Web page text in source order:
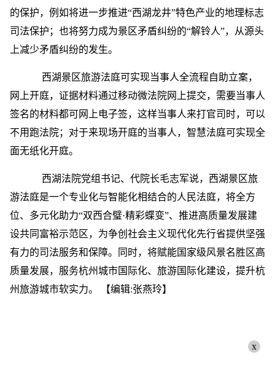
的保护，例如将进一步推进“西湖龙井”特色产业的地理标志
司法保护；也将努力成为景区矛盾纠纷的“解铃人”，从源头
上减少矛盾纠纷的发生。
西湖景区旅游法庭可实现当事人全流程自助立案，
网上开庭，证据材料通过移动微法院网上提交，需要当事人
签名的材料都可网上电子签，这样当事人来打官司时，可以
不用跑法院；对于来现场开庭的当事人，智慧法庭可实现全
面无纸化开庭。
西湖法院党组书记、代院长毛志军说，西湖景区旅
游法庭是一个专业化与智能化相结合的人民法庭，将全方
位、多元化助力“双西合璧·精彩蝶变”、推进高质量发展建
设共同富裕示范区，为争创社会主义现代化先行省提供坚强
有力的司法服务和保障。同时，将赋能国家级风景名胜区高
质量发展，服务杭州城市国际化、旅游国际化建设，提升杭
州旅游城市软实力。
【编辑:张燕玲】
x